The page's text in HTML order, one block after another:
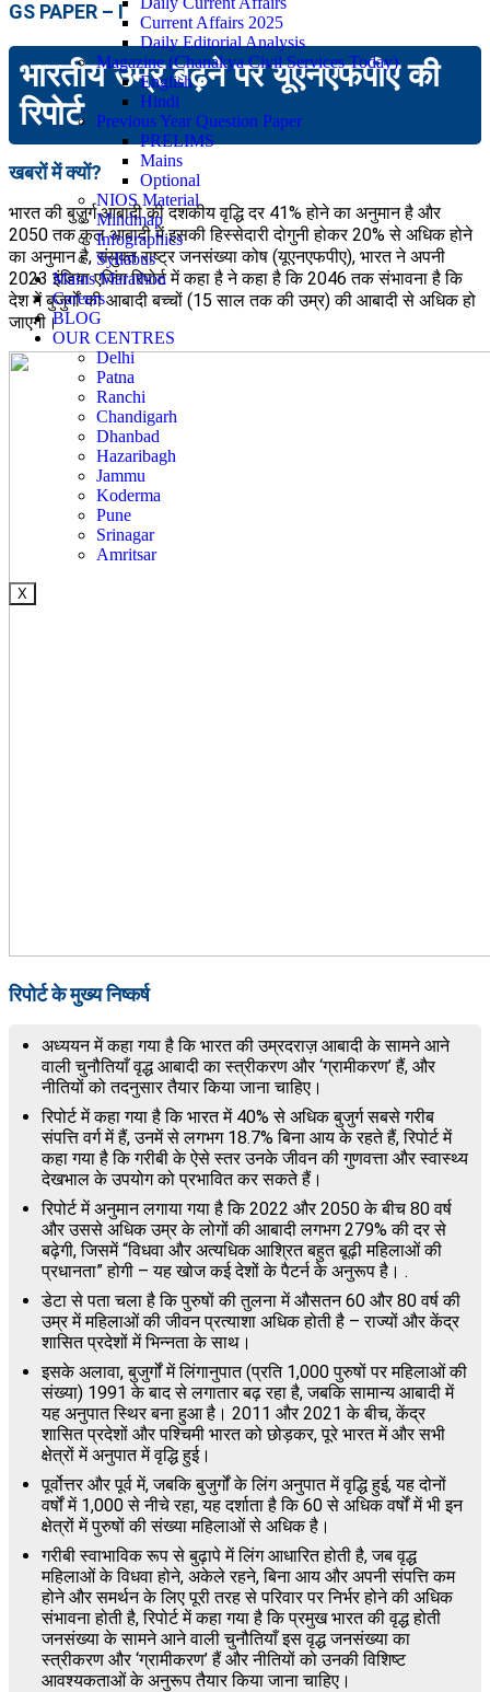
Current Affairs 2025
Daily Editorial Analysis
Magazine (Chanakya Civil Services Today)
English
Hindi
Previous Year Question Paper
PRELIMS
Mains
Optional
NIOS Material
Mindmap
Infographics
Syllabus
Mains Marathon
Careers
BLOG
OUR CENTRES
Delhi
Patna
Ranchi
Chandigarh
Dhanbad
Hazaribagh
Jammu
Koderma
Pune
Srinagar
Amritsar
X
GS PAPER – I
भारतीय उम्र बढ़ने पर यूएनएफपीए की
रिपोर्ट
खबरों में क्यों?
भारत की बुजुर्ग आबादी की दशकीय वृद्धि दर 41% होने का अनुमान है और
2050 तक कुल आबादी में इसकी हिस्सेदारी दोगुनी होकर 20% से अधिक होने
का अनुमान है, संयुक्त राष्ट्र जनसंख्या कोष (यूएनएफपीए), भारत ने अपनी
2023 इंडिया एजिंग रिपोर्ट में कहा है ने कहा है कि 2046 तक संभावना है कि
देश में बुजुर्गों की आबादी बच्चों (15 साल तक की उम्र) की आबादी से अधिक हो
जाएगी।
रिपोर्ट के मुख्य निष्कर्ष
अध्ययन में कहा गया है कि भारत की उम्रदराज़ आबादी के सामने आने
वाली चुनौतियाँ वृद्ध आबादी का स्त्रीकरण और ‘ग्रामीकरण’ हैं, और
नीतियों को तदनुसार तैयार किया जाना चाहिए।
रिपोर्ट में कहा गया है कि भारत में 40% से अधिक बुजुर्ग सबसे गरीब
संपत्ति वर्ग में हैं, उनमें से लगभग 18.7% बिना आय के रहते हैं, रिपोर्ट में
कहा गया है कि गरीबी के ऐसे स्तर उनके जीवन की गुणवत्ता और स्वास्थ्य
देखभाल के उपयोग को प्रभावित कर सकते हैं।
रिपोर्ट में अनुमान लगाया गया है कि 2022 और 2050 के बीच 80 वर्ष
और उससे अधिक उम्र के लोगों की आबादी लगभग 279% की दर से
बढ़ेगी, जिसमें “विधवा और अत्यधिक आश्रित बहुत बूढ़ी महिलाओं की
प्रधानता” होगी – यह खोज कई देशों के पैटर्न के अनुरूप है। .
डेटा से पता चला है कि पुरुषों की तुलना में औसतन 60 और 80 वर्ष की
उम्र में महिलाओं की जीवन प्रत्याशा अधिक होती है – राज्यों और केंद्र
शासित प्रदेशों में भिन्नता के साथ।
इसके अलावा, बुजुर्गों में लिंगानुपात (प्रति 1,000 पुरुषों पर महिलाओं की
संख्या) 1991 के बाद से लगातार बढ़ रहा है, जबकि सामान्य आबादी में
यह अनुपात स्थिर बना हुआ है। 2011 और 2021 के बीच, केंद्र
शासित प्रदेशों और पश्चिमी भारत को छोड़कर, पूरे भारत में और सभी
क्षेत्रों में अनुपात में वृद्धि हुई।
पूर्वोत्तर और पूर्व में, जबकि बुजुर्गों के लिंग अनुपात में वृद्धि हुई, यह दोनों
वर्षों में 1,000 से नीचे रहा, यह दर्शाता है कि 60 से अधिक वर्षों में भी इन
क्षेत्रों में पुरुषों की संख्या महिलाओं से अधिक है।
गरीबी स्वाभाविक रूप से बुढ़ापे में लिंग आधारित होती है, जब वृद्ध
महिलाओं के विधवा होने, अकेले रहने, बिना आय और अपनी संपत्ति कम
होने और समर्थन के लिए पूरी तरह से परिवार पर निर्भर होने की अधिक
संभावना होती है, रिपोर्ट में कहा गया है कि प्रमुख भारत की वृद्ध होती
जनसंख्या के सामने आने वाली चुनौतियाँ इस वृद्ध जनसंख्या का
स्त्रीकरण और ‘ग्रामीकरण’ हैं और नीतियों को उनकी विशिष्ट
आवश्यकताओं के अनुरूप तैयार किया जाना चाहिए।